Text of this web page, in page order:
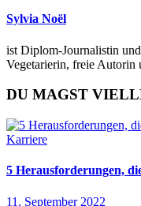
Sylvia Noël
ist Diplom-Journalistin
Vegetarierin, freie Autorin
DU MAGST
Karriere
5 Herausforderungen,
11. September 2022